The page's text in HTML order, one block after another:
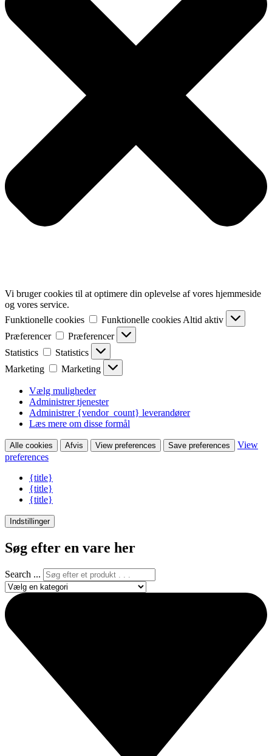
Vi bruger cookies til at optimere din oplevelse af vores hjemmeside
og vores service.
Funktionelle cookies
Funktionelle cookies Altid aktiv
Præferencer
Præferencer
Statistics
Statistics
Marketing
Marketing
Vælg muligheder
Administrer tjenester
Administrer {vendor_count} leverandører
Læs mere om disse formål
Alle cookies Afvis View preferences Save preferences
View
preferences
{title}
{title}
{title}
Indstillinger
Søg efter en vare her
Search ...